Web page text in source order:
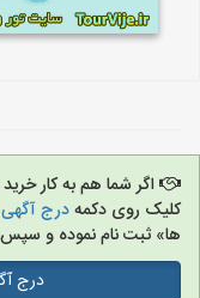
اگر شما هم به کار
کلیک روی دکمهدرج
ها» ثبت نام نموده و سپس
درج